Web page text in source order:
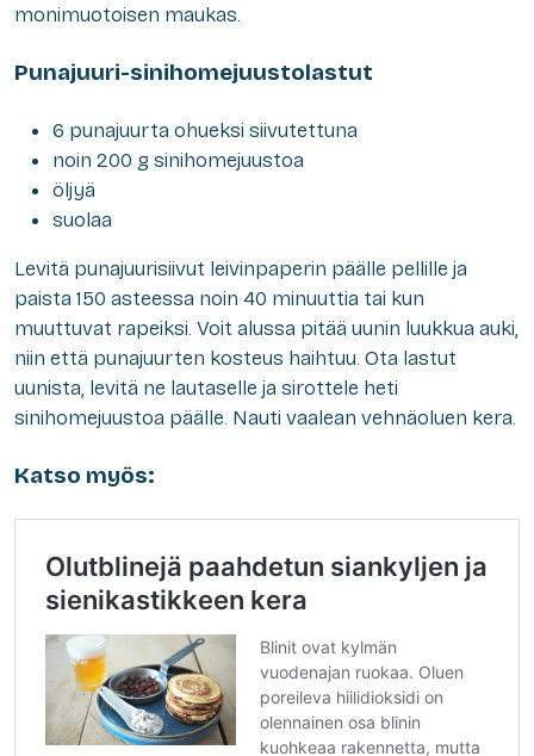
monimuotoisen maukas.
Punajuuri-sinihomejuustolastut
6 punajuurta ohueksi siivutettuna
noin 200 g sinihomejuustoa
öljyä
suolaa
Levitä punajuurisiivut leivinpaperin päälle pellille ja
paista 150 asteessa noin 40 minuuttia tai kun
muuttuvat rapeiksi. Voit alussa pitää uunin luukkua auki,
niin että punajuurten kosteus haihtuu. Ota lastut
uunista, levitä ne lautaselle ja sirottele heti
sinihomejuustoa päälle. Nauti vaalean vehnäoluen kera.
Katso myös: